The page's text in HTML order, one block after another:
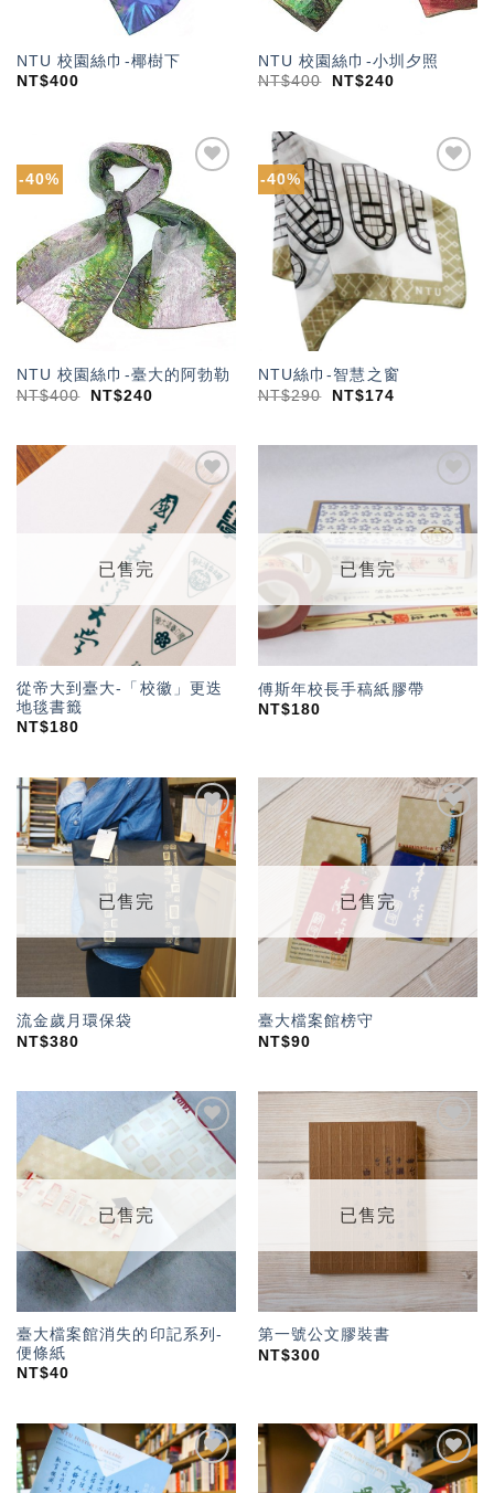
NTU 校園絲巾-椰樹下
NT$400
NTU 校園絲巾-小圳夕照
NT$400 NT$240
-40%
望輕
單」
NTU 校園絲巾-臺大的阿勃勒
NT$400 NT$240
-40%
「願
望輕
單」
NTU絲巾-智慧之窗
NT$290 NT$174
加入
「願
望輕
已售完
從帝大到臺大-「校徽」更迭
地毯書籤
NT$180
加入
「願
望輕
已售完
傅斯年校長手稿紙膠帶
NT$180
加入
「願
望輕
已售完
流金歲月環保袋
NT$380
加入
「願
望輕
已售完
臺大檔案館榜守
NT$90
加入
望輕
已售完
臺大檔案館消失的印記系列-
便條紙
NT$40
「願
望輕
已售完
第一號公文膠裝書
NT$300
加入
加入